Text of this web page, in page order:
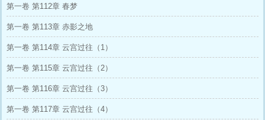
第一卷 第112章 春梦
第一卷 第113章 赤影之地
第一卷 第114章 云宫过往（1）
第一卷 第115章 云宫过往（2）
第一卷 第116章 云宫过往（3）
第一卷 第117章 云宫过往（4）